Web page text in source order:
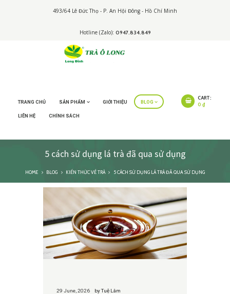
493/64 Lê Đức Thọ - P. An Hội Đông - Hồ Chí Minh
Hotline (Zalo): 0947.834.849
TRANG CHỦ SẢN PHẨM GIỚI THIỆU BLOG
LIÊN HỆ CHÍNH SÁCH
CART:
0 ₫
5 cách sử dụng lá trà đã qua sử dụng
HOME BLOG KIẾN THỨC VỀ TRÀ 5 CÁCH SỬ DỤNG LÁ TRÀ ĐÃ QUA SỬ DỤNG
29 June, 2026 byTuệ Lâm